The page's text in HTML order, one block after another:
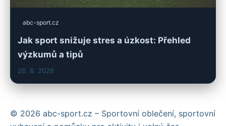
abc-sport.cz
Jak sport snižuje stres a úzkost: Přehled
výzkumů a tipů
26. 6. 2026
© 2026 abc-sport.cz – Sportovní oblečení, sportovní